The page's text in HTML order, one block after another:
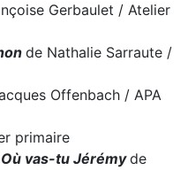
Gerbaulet / Atelier
de Nathalie Sarraute /
Offenbach / APA
primaire
Où vas-tu Jérémy de